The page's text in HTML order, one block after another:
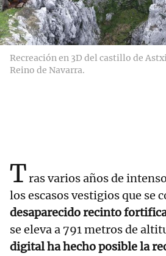
Recreación en 3D del castillo de
Reino de Navarra.
Tras varios años de
los escasos vestigios que se
desaparecido recinto
se eleva a 791 metros de
digital ha hecho posible la